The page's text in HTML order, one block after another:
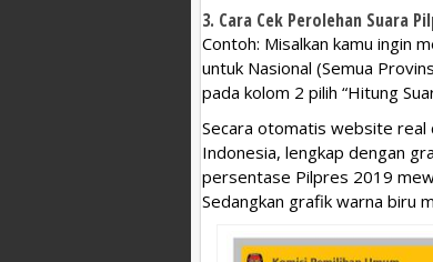
3. Cara Cek Perolehan Suara
Contoh: Misalkan kamu ingin
untuk Nasional (Semua
pada kolom 2 pilih “Hitung
Secara otomatis website real
Indonesia, lengkap dengan
persentase Pilpres 2019
Sedangkan grafik warna biru